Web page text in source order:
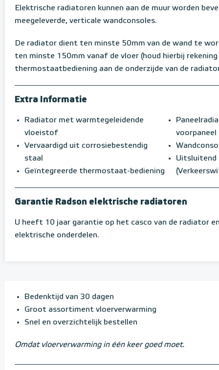
Elektrische radiatoren kunnen aan de muur worden
meegeleverde, verticale wandconsoles.
De radiator dient ten minste 50mm van de wand te
ten minste 150mm vanaf de vloer (houd hierbij
thermostaatbediening aan de onderzijde van de
Extra Informatie
Radiator met warmtegeleidende
vloeistof
Vervaardigd uit corrosiebestendig
staal
Geïntegreerde thermostaat-bediening
voorpaneel
Uitsluitend
Garantie Radson elektrische radiatoren
U heeft 10 jaar garantie op het casco van de radiator
elektrische onderdelen.
Bedenktijd van 30 dagen
Groot assortiment vloerverwarming
Snel en overzichtelijk bestellen
Omdat vloerverwarming in één keer goed moet.